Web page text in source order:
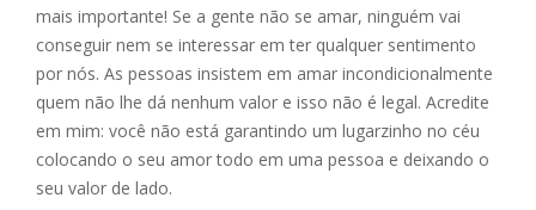
mais importante! Se a gente não se amar, ninguém vai
conseguir nem se interessar em ter qualquer sentimento
por nós. As pessoas insistem em amar incondicionalmente
quem não lhe dá nenhum valor e isso não é legal. Acredite
em mim: você não está garantindo um lugarzinho no céu
colocando o seu amor todo em uma pessoa e deixando o
seu valor de lado.